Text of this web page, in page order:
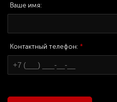
Ваше имя:
Контактный телефон: *